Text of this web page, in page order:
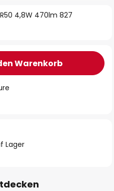
4,8W 470lm 827
Warenkorb
Lager